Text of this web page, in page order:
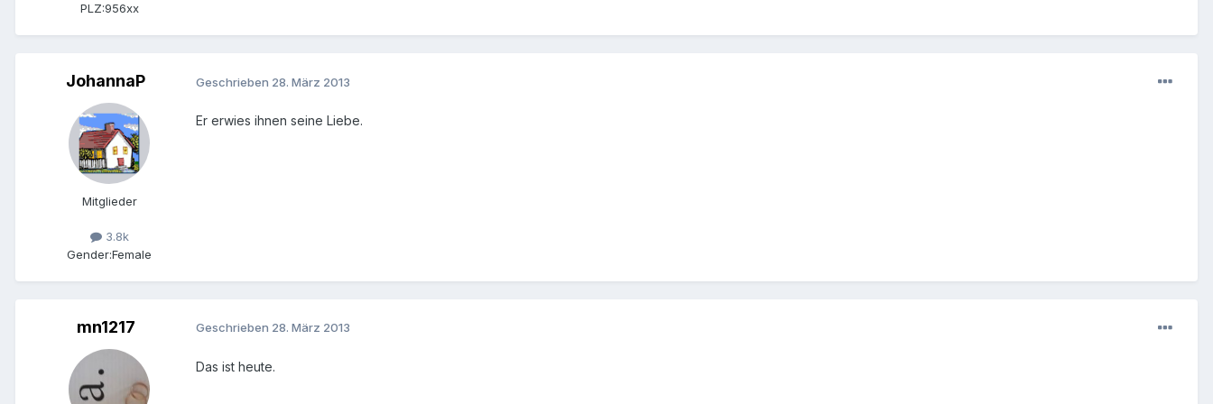
PLZ:956xx
JohannaP
Mitglieder
3.8k
Gender:Female
Geschrieben 28. März 2013
Er erwies ihnen seine Liebe.
mn1217 Geschrieben 28. März 2013
Das ist heute.